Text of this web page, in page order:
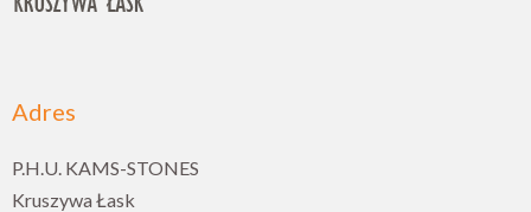
Adres
P.H.U. KAMS-STONES
Kruszywa Łask